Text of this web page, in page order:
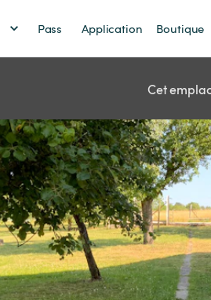
Pass Application Boutique
Cet